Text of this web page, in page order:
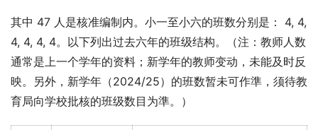
其中 47 人是核准编制内。小一至小六的班数分别是： 4, 4,
4, 4, 4, 4。以下列出过去六年的班级结构。（注：教师人数
通常是上一个学年的资料；新学年的教师变动，未能及时反
映。另外，新学年（2024/25）的班数暂未可作準，须待教
育局向学校批核的班级数目为準。）